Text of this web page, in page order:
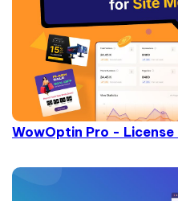
WowOptin Pro - License